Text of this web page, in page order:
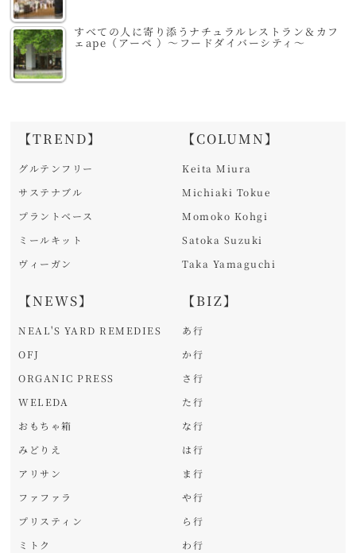
すべての人に寄り添うナチュラルレストラン＆カフ
ェape（アーペ ）～フードダイバーシティ～
【TREND】
グルテンフリー
サステナブル
プラントベース
ミールキット
ヴィーガン
【NEWS】
NEAL'S YARD REMEDIES
OFJ
ORGANIC PRESS
WELEDA
おもちゃ箱
みどりえ
アリサン
ファファラ
プリスティン
ミトク
【COLUMN】
Keita Miura
Michiaki Tokue
Momoko Kohgi
Satoka Suzuki
Taka Yamaguchi
【BIZ】
あ行
か行
さ行
た行
な行
は行
ま行
や行
ら行
わ行